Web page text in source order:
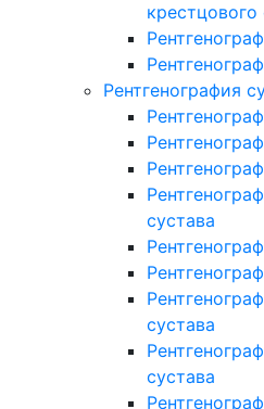
крестцового
Рентгенография
сустава
сустава
сустава